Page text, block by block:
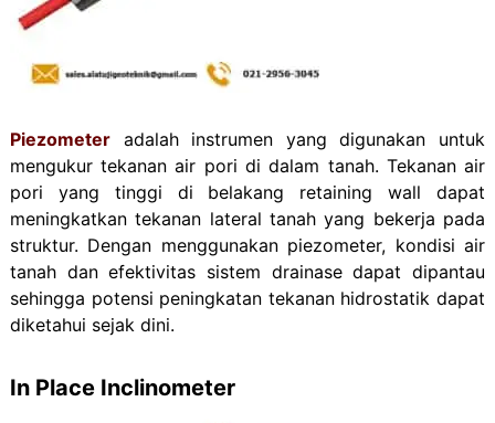
Piezometeradalah instrumen yang digunakan untuk
mengukurtekanan air pori di dalam tanah. Tekanan air
pori yang tinggi di belakang retaining wall dapat
meningkatkan tekanan lateral tanah yang bekerja pada
struktur. Dengan menggunakan piezometer, kondisi air
tanah dan efektivitas sistem drainase dapat dipantau
sehingga potensi peningkatan tekanan hidrostatik dapat
diketahui sejak dini.
In Place Inclinometer